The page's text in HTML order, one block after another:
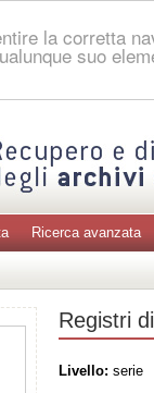
la corretta
suo
Ricerca avanzata
Registri
Livello: serie